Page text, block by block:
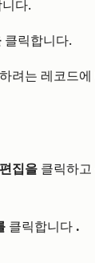
다.
클릭합니다.
려는 레코드에
집을 클릭하고
클릭합니다 .